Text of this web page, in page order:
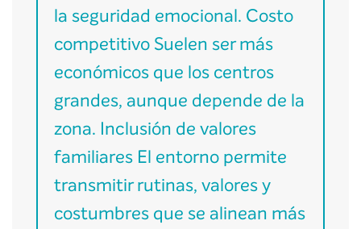
la seguridad emocional. Costo
competitivo Suelen ser más
económicos que los centros
grandes, aunque depende de la
zona. Inclusión de valores
familiares El entorno permite
transmitir rutinas, valores y
costumbres que se alinean más